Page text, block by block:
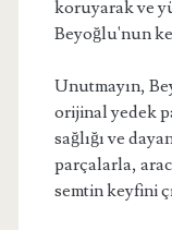
koruyarak ve
Beyoğlu'nun
Unutmayın,
orijinal yedek
sağlığı ve
parçalarla,
semtin keyfini